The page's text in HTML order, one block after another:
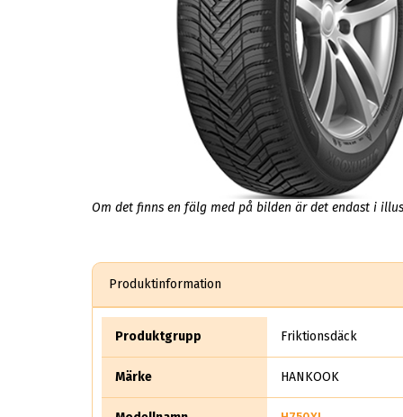
Om det finns en fälg med på bilden är det endast i
Produktinformation
Produktgrupp Friktionsdäck
Märke HANKOOK